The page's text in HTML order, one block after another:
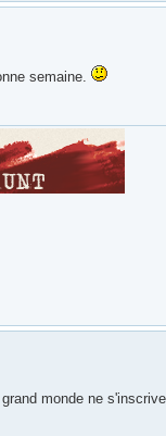
semaine.
monde ne